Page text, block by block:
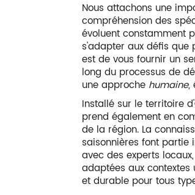
Nous attachons une
compréhension des
évoluent constamment
s'adapter aux défis que
est de vous fournir un
long du processus de
une approche humaine,
Installé sur le territoire
prend également en
de la région. La
saisonnières font partie
avec des experts
adaptées aux
et durable pour tous